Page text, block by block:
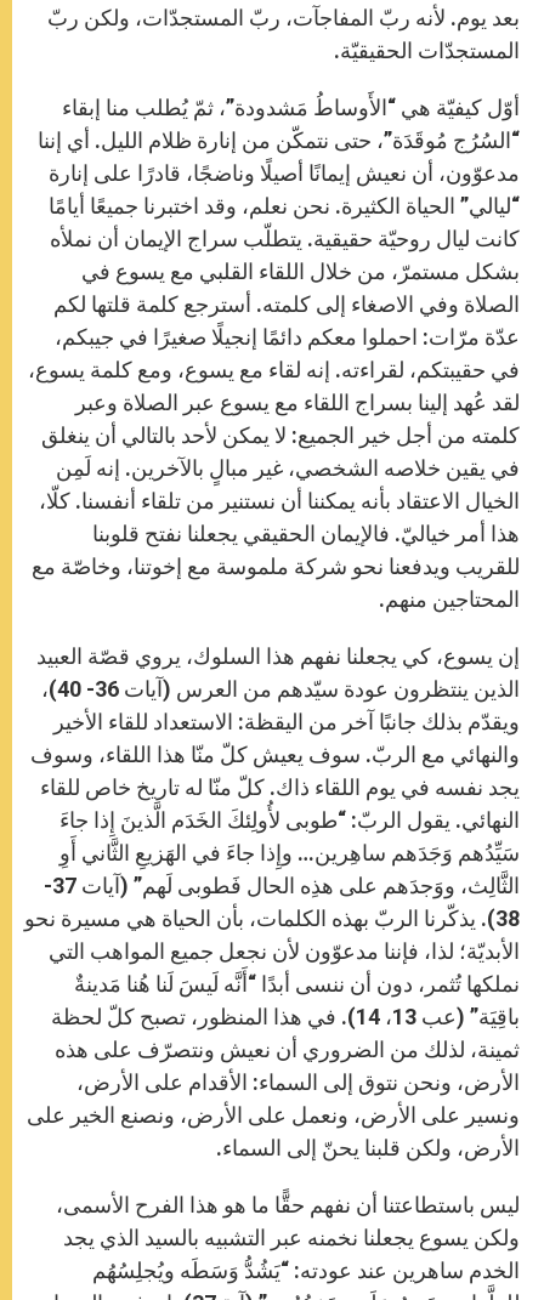
بعد يوم. لأنه ربّ المفاجآت، ربّ المستجدّات، ولكن ربّ
المستجدّات الحقيقيّة.
أوّل كيفيّة هي “الأَوساطُ مَشدودة”، ثمّ يُطلب منا إبقاء
“السُرُج مُوقَدَة”، حتى نتمكّن من إنارة ظلام الليل. أي إننا
مدعوّون، أن نعيش إيمانًا أصيلًا وناضجًا، قادرًا على إنارة
“ليالي” الحياة الكثيرة. نحن نعلم، وقد اختبرنا جميعًا أيامًا
كانت ليال روحيّة حقيقية. يتطلّب سراج الإيمان أن نملأه
بشكل مستمرّ، من خلال اللقاء القلبي مع يسوع في
الصلاة وفي الاصغاء إلى كلمته. أسترجع كلمة قلتها لكم
عدّة مرّات: احملوا معكم دائمًا إنجيلًا صغيرًا في جيبكم،
في حقيبتكم، لقراءته. إنه لقاء مع يسوع، ومع كلمة يسوع،
لقد عُهد إلينا بسراج اللقاء مع يسوع عبر الصلاة وعبر
كلمته من أجل خير الجميع: لا يمكن لأحد بالتالي أن ينغلق
في يقين خلاصه الشخصي، غير مبالٍ بالآخرين. إنه لَمِن
الخيال الاعتقاد بأنه يمكننا أن نستنير من تلقاء أنفسنا. كلّا،
هذا أمر خياليّ. فالإيمان الحقيقي يجعلنا نفتح قلوبنا
للقريب ويدفعنا نحو شركة ملموسة مع إخوتنا، وخاصّة مع
المحتاجين منهم.
إن يسوع، كي يجعلنا نفهم هذا السلوك، يروي قصّة العبيد
الذين ينتظرون عودة سيّدهم من العرس (آيات 36- 40)،
ويقدّم بذلك جانبًا آخر من اليقظة: الاستعداد للقاء الأخير
والنهائي مع الربّ. سوف يعيش كلّ منّا هذا اللقاء، وسوف
يجد نفسه في يوم اللقاء ذاك. كلّ منّا له تاريخ خاص للقاء
النهائي. يقول الربّ: “طوبى لأُولِئكَ الخَدَم الَّذينَ إِذا جاءَ
سَيِّدُهم وَجَدَهم ساهِرين… وإِذا جاءَ في الهَزيعِ الثَّاني أَوِ
الثَّالِث، ووَجدَهم على هذِه الحال فَطوبى لَهم” (آيات 37-
38). يذكّرنا الربّ بهذه الكلمات، بأن الحياة هي مسيرة نحو
الأبديّة؛ لذا، فإننا مدعوّون لأن نجعل جميع المواهب التي
نملكها تُثمر، دون أن ننسى أبدًا “أَنَّه لَيسَ لَنا هُنا مَدينةٌ
باقِيَة” (عب 13، 14). في هذا المنظور، تصبح كلّ لحظة
ثمينة، لذلك من الضروري أن نعيش ونتصرّف على هذه
الأرض، ونحن نتوق إلى السماء: الأقدام على الأرض،
ونسير على الأرض، ونعمل على الأرض، ونصنع الخير على
الأرض، ولكن قلبنا يحنّ إلى السماء.
ليس باستطاعتنا أن نفهم حقًّا ما هو هذا الفرح الأسمى،
ولكن يسوع يجعلنا نخمنه عبر التشبيه بالسيد الذي يجد
الخدم ساهرين عند عودته: “يَشُدُّ وَسَطَه ويُجلِسُهُم